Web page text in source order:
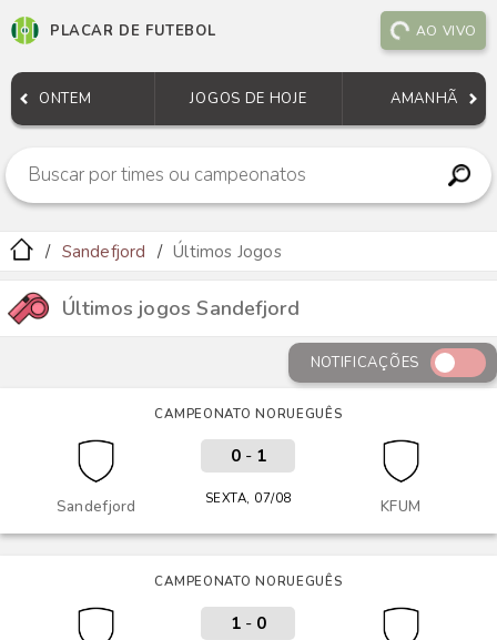
PLACAR DE FUTEBOL AO VIVO
ONTEM JOGOS DE HOJE AMANHÃ
Sandefjord Últimos Jogos
Últimos jogos Sandefjord
NOTIFICAÇÕES
CAMPEONATO NORUEGUÊS
Sandefjord KFUM
0- 1
SEXTA, 07/08
CAMPEONATO NORUEGUÊS
1- 0